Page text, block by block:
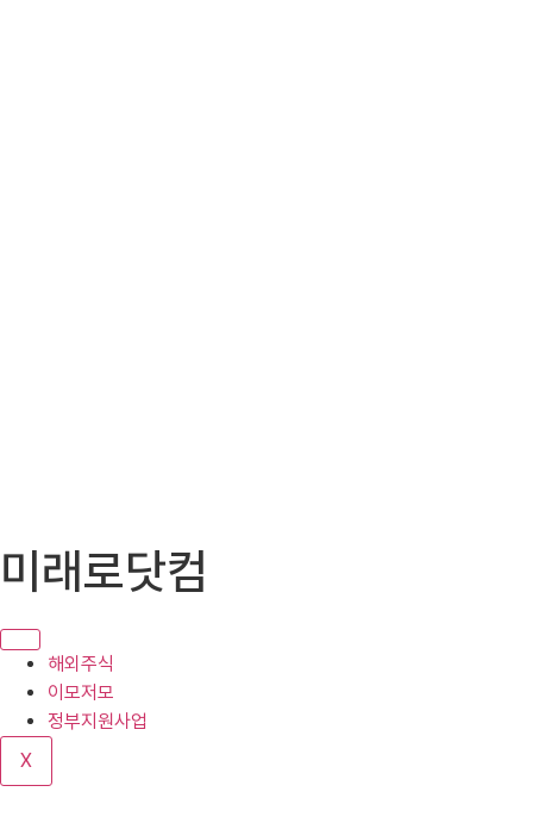
텐
로
기
미래로닷컴
해외주식
이모저모
정부지원사업
X